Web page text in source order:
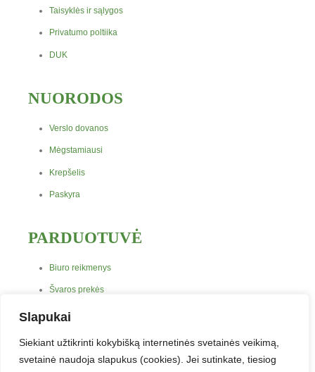
Slapukai
Siekiant užtikrinti kokybišką internetinės svetainės veikimą,
svetainė naudoja slapukus (cookies). Jei sutinkate, tiesiog
Taisyklės ir sąlygos
Privatumo poltiika
DUK
NUORODOS
Verslo dovanos
Mėgstamiausi
Krepšelis
Paskyra
PARDUOTUVĖ
Biuro reikmenys
Švaros prekės
Maistas, gėrimai, indai
Antspaudai